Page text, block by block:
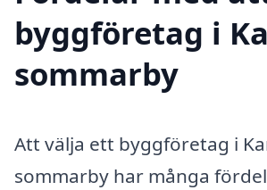
byggföretag i
sommarby
Att välja ett byggföretag i
sommarby har många